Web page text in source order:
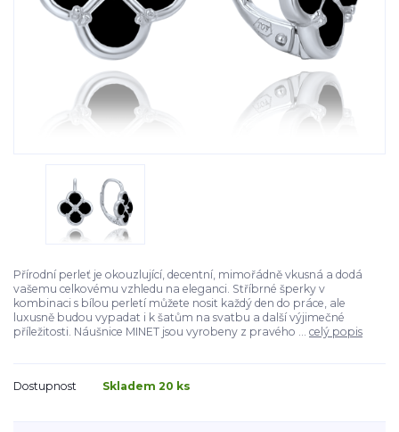
Přírodní perleť je okouzlující, decentní, mimořádně vkusná a dodá
vašemu celkovému vzhledu na eleganci. Stříbrné šperky v
kombinaci s bílou perletí můžete nosit každý den do práce, ale
luxusně budou vypadat i k šatům na svatbu a další výjimečné
příležitosti. Náušnice MINET jsou vyrobeny z pravého ... celý popis
Dostupnost Skladem 20 ks